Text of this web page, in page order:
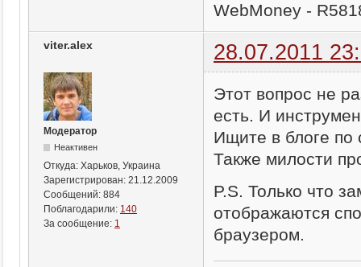
WebMoney -
viter.alex 28.07.2011
Модератор
Неактивен
Откуда: Харьков, Украина
Зарегистрирован: 21.12.2009
Сообщений: 884
Поблагодарили: 140
За сообщение: 1
Этот вопрос не
есть. И
Ищите в блоге по
Также милости
P.S. Только что
отображаются
браузером.